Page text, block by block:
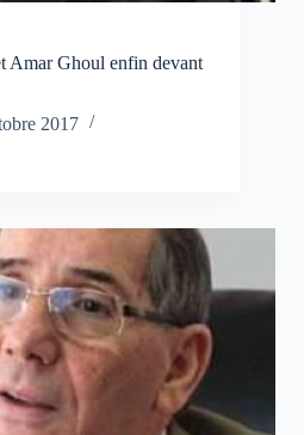
Amar Ghoul enfin devant
2017